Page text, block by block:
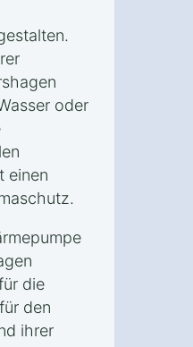
oder
einen
die
den
ihrer